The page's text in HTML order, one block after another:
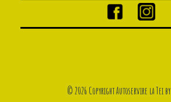
© 2026 Copyright Autoservire la Tei by